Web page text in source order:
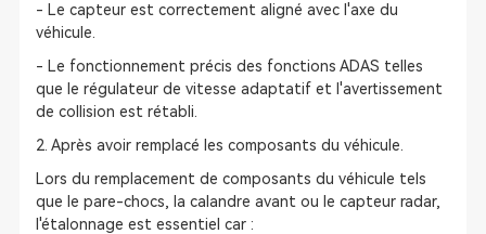
- Le capteur est correctement aligné avec l'axe du
véhicule.
- Le fonctionnement précis des fonctions ADAS telles
que le régulateur de vitesse adaptatif et l'avertissement
de collision est rétabli.
2. Après avoir remplacé les composants du véhicule.
Lors du remplacement de composants du véhicule tels
que le pare-chocs, la calandre avant ou le capteur radar,
l'étalonnage est essentiel car :